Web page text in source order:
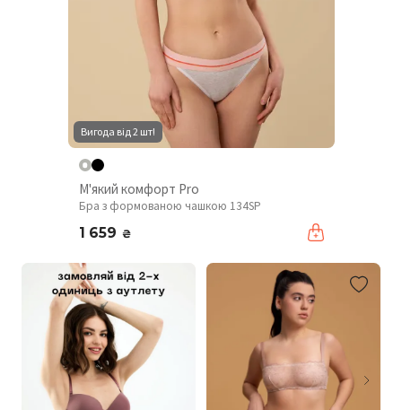
Вигода від 2 шт!
М'який комфорт Pro
Бра з формованою чашкою 134SP
1 659 ₴